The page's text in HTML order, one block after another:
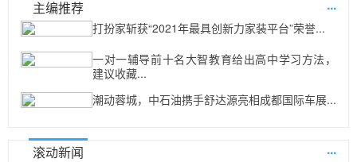
主编推荐
...
打扮家斩获“2021年最具创新力家装平台”荣誉...
一对一辅导前十名大智教育给出高中学习方法，
建议收藏...
潮动蓉城，中石油携手舒达源亮相成都国际车展...
滚动新闻 ...